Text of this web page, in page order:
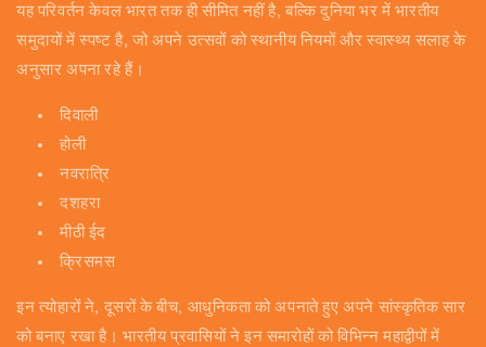
यह परिवर्तन केवल भारत तक ही सीमित नहीं है, बल्कि दुनिया भर में भारतीय
समुदायों में स्पष्ट है, जो अपने उत्सवों को स्थानीय नियमों और स्वास्थ्य सलाह के
अनुसार अपना रहे हैं।
दिवाली
होली
नवरात्रि
दशहरा
मीठी ईद
क्रिसमस
इन त्योहारों ने, दूसरों के बीच, आधुनिकता को अपनाते हुए अपने सांस्कृतिक सार
को बनाए रखा है। भारतीय प्रवासियों ने इन समारोहों को विभिन्न महाद्वीपों में